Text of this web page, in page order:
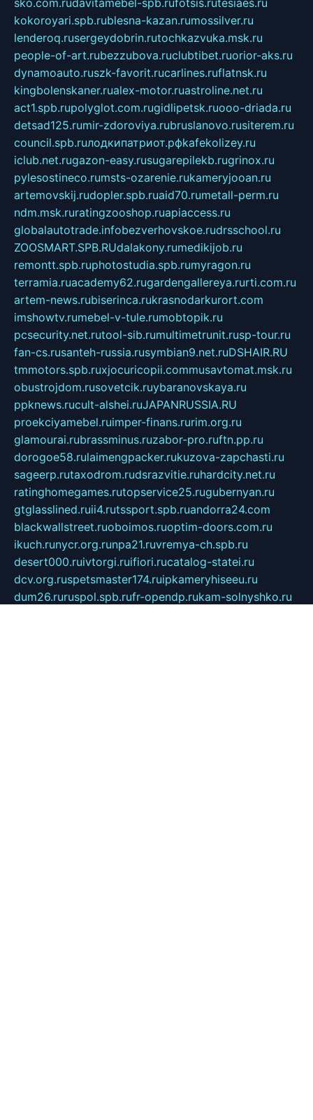
kokoroyari.spb.rublesna-kazan.rumossilver.ru
lenderoq.rusergeydobrin.rutochkazvuka.msk.ru
people-of-art.rubezzubova.ruclubtibet.ruorior-aks.ru
dynamoauto.ruszk-favorit.rucarlines.ruflatnsk.ru
kingbolenskaner.rualex-motor.ruastroline.net.ru
act1.spb.rupolyglot.com.rugidlipetsk.ruooo-driada.ru
detsad125.rumir-zdoroviya.rubruslanovo.rusiterem.ru
council.spb.ruлодкипатриот.рфkafekolizey.ru
iclub.net.rugazon-easy.rusugarepilekb.rugrinox.ru
pylesostineco.rumsts-ozarenie.rukameryjooan.ru
artemovskij.rudopler.spb.ruaid70.rumetall-perm.ru
ndm.msk.ruratingzooshop.ruapiaccess.ru
globalautotrade.infobezverhovskoe.rudrsschool.ru
ZOOSMART.SPB.RUdalakony.rumedikijob.ru
remontt.spb.ruphotostudia.spb.rumyragon.ru
terramia.ruacademy62.rugardengallereya.rurti.com.ru
artem-news.rubiserinca.rukrasnodarkurort.com
imshowtv.rumebel-v-tule.rumobtopik.ru
pcsecurity.net.rutool-sib.rumultimetrunit.rusp-tour.ru
fan-cs.rusanteh-russia.rusymbian9.net.ruDSHAIR.RU
tmmotors.spb.ruxjocuricopii.commusavtomat.msk.ru
obustrojdom.rusovetcik.ruybaranovskaya.ru
ppknews.rucult-alshei.ruJAPANRUSSIA.RU
proekciyamebel.ruimper-finans.rurim.org.ru
glamourai.rubrassminus.ruzabor-pro.ruftn.pp.ru
dorogoe58.rulaimengpacker.rukuzova-zapchasti.ru
sageerp.rutaxodrom.rudsrazvitie.ruhardcity.net.ru
ratinghomegames.rutopservice25.rugubernyan.ru
gtglasslined.ruii4.rutssport.spb.ruandorra24.com
blackwallstreet.ruoboimos.ruoptim-doors.com.ru
ikuch.runycr.org.runpa21.ruvremya-ch.spb.ru
desert000.ruivtorgi.ruifiori.rucatalog-statei.ru
dcv.org.ruspetsmaster174.ruipkameryhiseeu.ru
dum26.ruruspol.spb.rufr-opendp.rukam-solnyshko.ru